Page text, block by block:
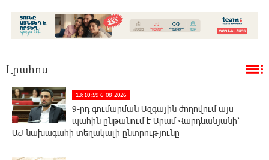
Լրահոս
13:10:59 6-08-2026
9-րդ գումարման Ազգային ժողովում այս
պահին ընթանում է Արամ Վարդևանյանի՝
ԱԺ նախագահի տեղակալի ընտրությունը